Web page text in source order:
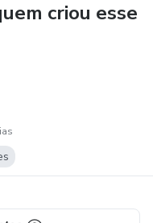
criou esse